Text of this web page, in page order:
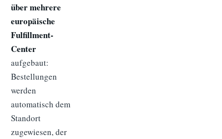
über mehrere
europäische
Fulfillment-
Center
aufgebaut:
Bestellungen
werden
automatisch dem
Standort
zugewiesen, der